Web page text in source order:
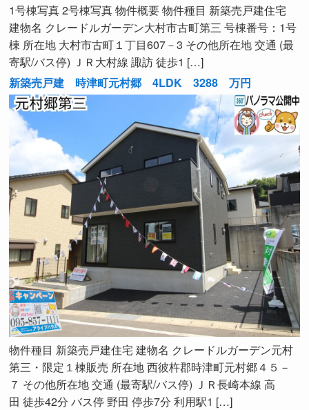
1号棟写真 2号棟写真 物件概要 物件種目 新築売戸建住宅
建物名 クレードルガーデン大村市古町第三 号棟番号：1号
棟 所在地 大村市古町１丁目607－3 その他所在地 交通 (最
寄駅/バス停) ＪＲ大村線 諏訪 徒歩1 […]
新築売戸建 時津町元村郷 4LDK 3288 万円
物件種目 新築売戸建住宅 建物名 クレードルガーデン元村
第三・限定１棟販売 所在地 西彼杵郡時津町元村郷４５－
７ その他所在地 交通 (最寄駅/バス停) ＪＲ長崎本線 高
田 徒歩42分 バス停 野田 停歩7分 利用駅1 […]